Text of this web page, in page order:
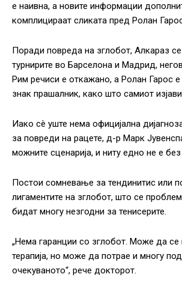
е наивна, а новите информации
комплицираат сликата пред Ролан
Поради повреда на зглобот, Алкараз
турнирите во Барселона и Мадрид,
Рим речиси е откажано, а Ролан Гарос
знак прашалник, како што самиот
Иако сè уште нема официјална
за повреди на рацете, д-р Марк
можните сценарија, и ниту едно не е без
Постои сомневање за тендинитис или
лигаментите на зглобот, што се
бидат многу незгодни за тенисерите.
„Нема гаранции со зглобот. Може да се
терапија, но може да потрае и многу
очекуваното“, рече докторот.